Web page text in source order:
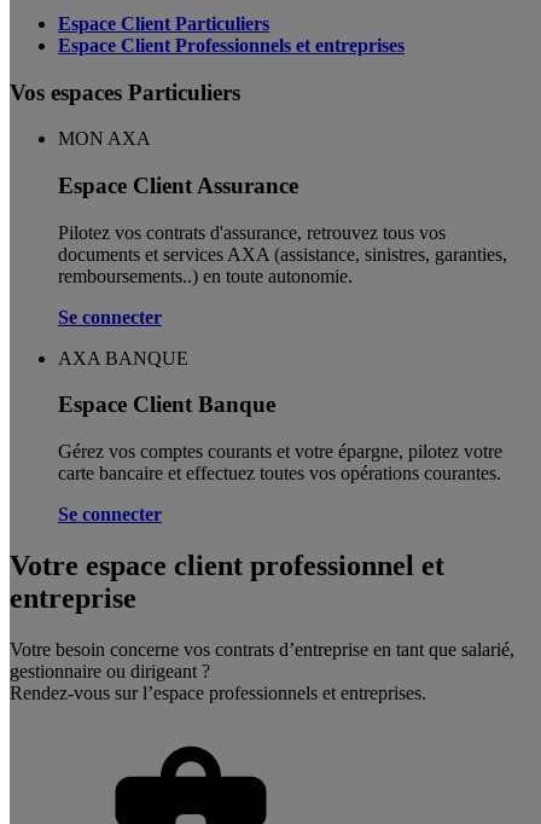
Espace Client Particuliers
Espace Client Professionnels et entreprises
Vos espaces Particuliers
MON AXA
Espace Client Assurance
Pilotez vos contrats d'assurance, retrouvez tous vos
documents et services AXA (assistance, sinistres, garanties,
remboursements..) en toute autonomie. ​
Se connecter
AXA BANQUE
Espace Client Banque
Gérez vos comptes courants et votre épargne, pilotez votre
carte bancaire et effectuez toutes vos opérations courantes.
Se connecter
Votre espace client professionnel et
entreprise
Votre besoin concerne vos contrats d’entreprise en tant que salarié,
gestionnaire ou dirigeant ?
Rendez-vous sur l’espace professionnels et entreprises.